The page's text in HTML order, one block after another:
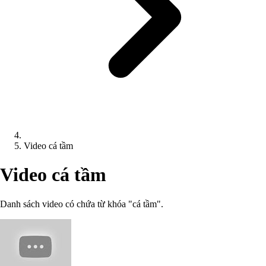
Video cá tầm
Video cá tầm
Danh sách video có chứa từ khóa "cá tầm".